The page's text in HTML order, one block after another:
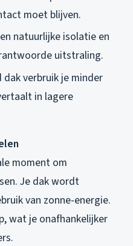
moet blijven.
natuurlijke isolatie en
uitstraling.
verbruik je minder
in lagere
moment om
Je dak wordt
van zonne-energie.
wat je onafhankelijker